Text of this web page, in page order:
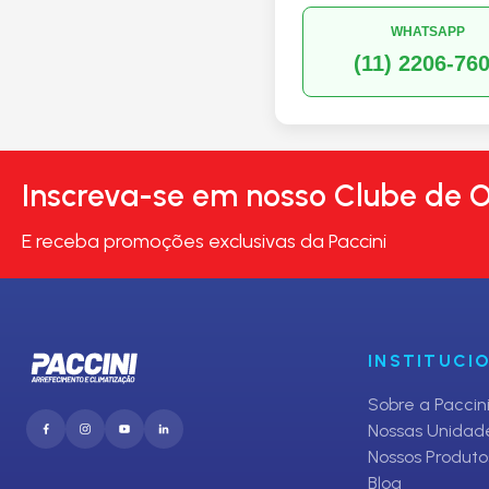
WHATSAPP
(11) 2206-
Inscreva-se em nosso Clube de
E receba promoções exclusivas da Paccini
Sobre a
Nossas
Nossos
Blog